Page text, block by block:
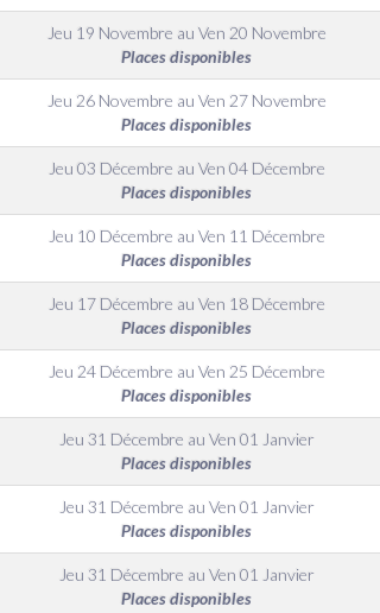
Jeu 19 Novembre au Ven 20 Novembre
Places disponibles
Jeu 26 Novembre au Ven 27 Novembre
Places disponibles
Jeu 03 Décembre au Ven 04 Décembre
Places disponibles
Jeu 10 Décembre au Ven 11 Décembre
Places disponibles
Jeu 17 Décembre au Ven 18 Décembre
Places disponibles
Jeu 24 Décembre au Ven 25 Décembre
Places disponibles
Jeu 31 Décembre au Ven 01 Janvier
Places disponibles
Jeu 31 Décembre au Ven 01 Janvier
Places disponibles
Jeu 31 Décembre au Ven 01 Janvier
Places disponibles